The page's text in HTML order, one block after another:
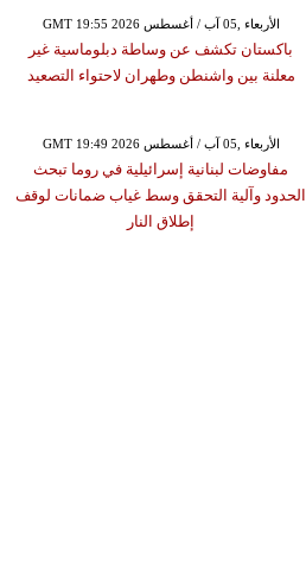
GMT 19:55 2026 الأربعاء ,05 آب / أغسطس
باكستان تكشف عن وساطة دبلوماسية غير
معلنة بين واشنطن وطهران لاحتواء التصعيد
GMT 19:49 2026 الأربعاء ,05 آب / أغسطس
مفاوضات لبنانية إسرائيلية في روما تبحث
الحدود وآلية التحقق وسط غياب ضمانات لوقف
إطلاق النار